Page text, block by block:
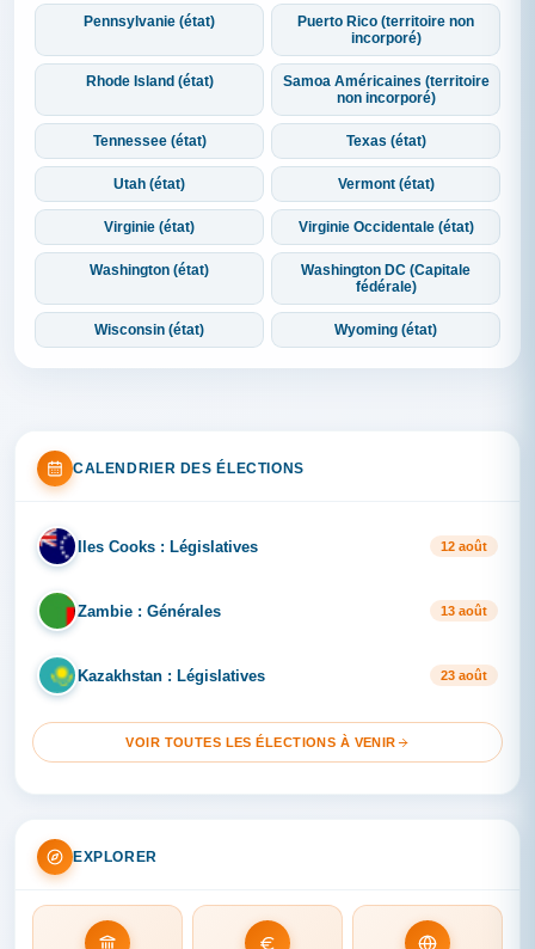
Pennsylvanie (état)
Puerto Rico (territoire non
incorporé)
Rhode Island (état)
Samoa Américaines (territoire
non incorporé)
Tennessee (état) Texas (état)
Utah (état) Vermont (état)
Virginie (état) Virginie Occidentale (état)
Washington (état)
Washington DC (Capitale
fédérale)
Wisconsin (état) Wyoming (état)
CALENDRIER DES ÉLECTIONS
IL Iles Cooks : Législatives 12 août
ZA Zambie : Générales 13 août
KA Kazakhstan : Législatives 23 août
VOIR TOUTES LES ÉLECTIONS À VENIR
EXPLORER